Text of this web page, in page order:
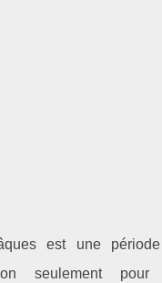
est une
seulement pour